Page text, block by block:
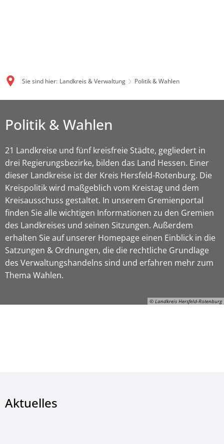
Sie sind hier: Landkreis & Verwaltung Politik & Wahlen
© Landkreis Hersfeld-Rotenburg
Politik & Wahlen
21 Landkreise und fünf kreisfreie Städte, gegliedert in
drei Regierungsbezirke, bilden das Land Hessen. Einer
dieser Landkreise ist der Kreis Hersfeld-Rotenburg. Die
Kreispolitik wird maßgeblich vom Kreistag und dem
Kreisausschuss gestaltet. In unserem Gremienportal
finden Sie alle wichtigen Informationen zu den Gremien
des Landkreises und seinen Sitzungen. Außerdem
erhalten Sie auf unserer Homepage einen Einblick in die
Satzungen & Ordnungen, die die rechtliche Grundlage
des Verwaltungshandelns sind und erfahren mehr zum
Thema Wahlen.
Aktuelles